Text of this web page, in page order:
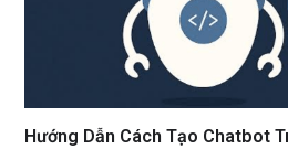
Hướng Dẫn Cách Tạo Chatbot